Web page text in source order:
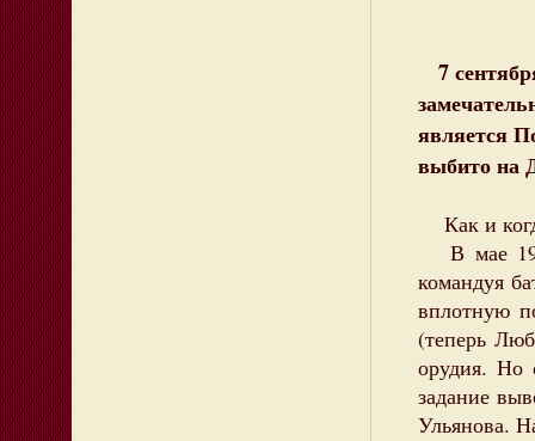
7
является
выбито на
Как и
В мае
командуя
вплотную
(теперь
орудия. Но
задание
Ульянова.